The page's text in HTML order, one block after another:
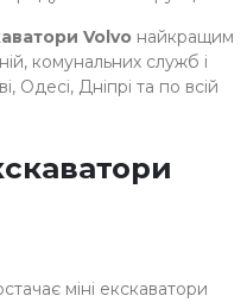
Volvo найкращим
комунальних служб і
Одесі, Дніпрі та по всій
міні екскаватори